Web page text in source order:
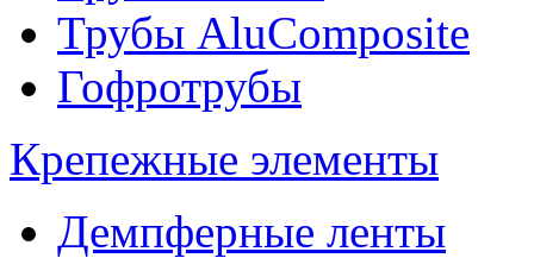
Трубы AluComposite
Гофротрубы
Крепежные элементы
Демпферные ленты